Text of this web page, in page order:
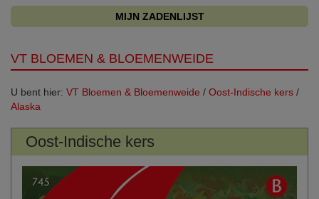
MIJN ZADENLIJST
VT BLOEMEN & BLOEMENWEIDE
U bent hier: VT Bloemen & Bloemenweide / Oost-Indische kers /
Alaska
Oost-Indische kers